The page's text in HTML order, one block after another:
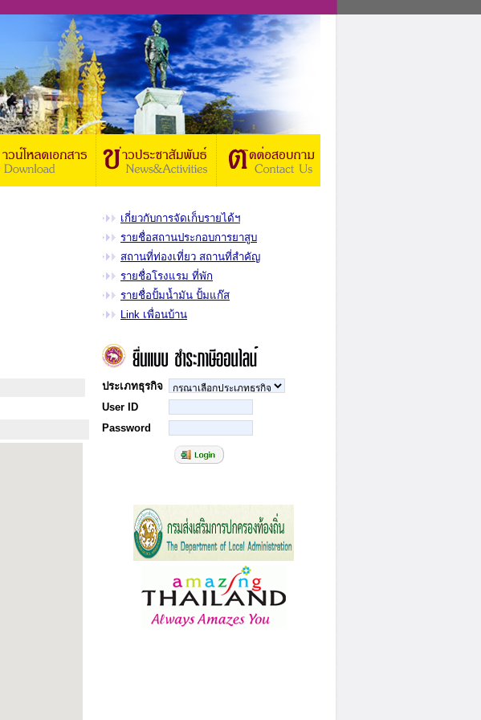
เกี่ยวกับการจัดเก็บรายได้ฯ
รายชื่อสถานประกอบการยาสูบ
สถานที่ท่องเที่ยว สถานที่สำคัญ
รายชื่อโรงแรม ที่พัก
รายชื่อปั้มน้ำมัน ปั้มแก๊ส
Link เพื่อนบ้าน
ประเภทธุรกิจ
User ID
Password